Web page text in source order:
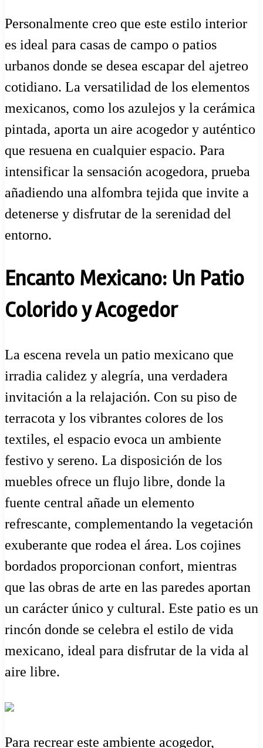
Personalmente creo que este estilo interior
es ideal para casas de campo o patios
urbanos donde se desea escapar del ajetreo
cotidiano. La versatilidad de los elementos
mexicanos, como los azulejos y la cerámica
pintada, aporta un aire acogedor y auténtico
que resuena en cualquier espacio. Para
intensificar la sensación acogedora, prueba
añadiendo una alfombra tejida que invite a
detenerse y disfrutar de la serenidad del
entorno.
Encanto Mexicano: Un Patio
Colorido y Acogedor
La escena revela un patio mexicano que
irradia calidez y alegría, una verdadera
invitación a la relajación. Con su piso de
terracota y los vibrantes colores de los
textiles, el espacio evoca un ambiente
festivo y sereno. La disposición de los
muebles ofrece un flujo libre, donde la
fuente central añade un elemento
refrescante, complementando la vegetación
exuberante que rodea el área. Los cojines
bordados proporcionan confort, mientras
que las obras de arte en las paredes aportan
un carácter único y cultural. Este patio es un
rincón donde se celebra el estilo de vida
mexicano, ideal para disfrutar de la vida al
aire libre.
Para recrear este ambiente acogedor,